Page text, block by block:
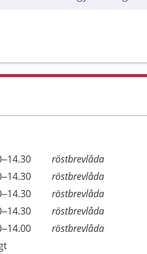
röstbrevlåda
röstbrevlåda
röstbrevlåda
röstbrevlåda
röstbrevlåda